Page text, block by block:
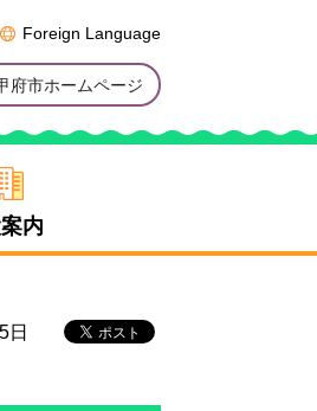
Foreign Language
府市ホームページ
内
日